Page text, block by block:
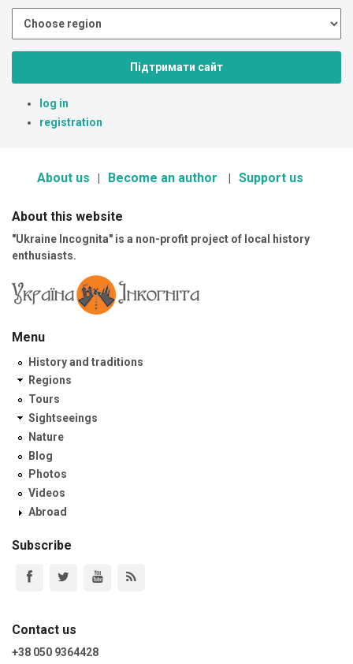
Підтримати сайт
log in
registration
About us Become an author Support us
About this website
"Ukraine Incognita" is a non-profit project of local history
enthusiasts.
Menu
History and traditions
Regions
Tours
Sightseeings
Nature
Blog
Photos
Videos
Abroad
Subscribe
Contact us
+38 050 9364428